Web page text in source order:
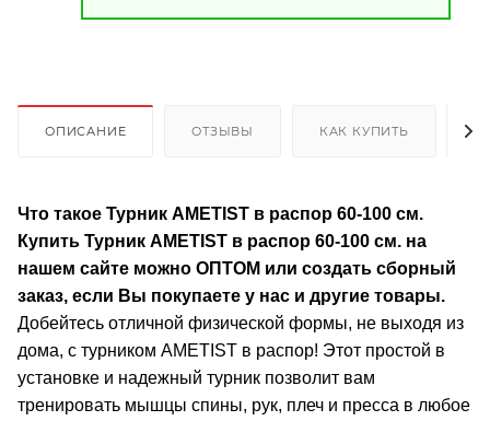
ОПИСАНИЕ ОТЗЫВЫ КАК КУПИТЬ
Что такое Турник AMETIST в распор 60-100 см.
Купить Турник AMETIST в распор 60-100 см. на
нашем сайте можно ОПТОМ или создать сборный
заказ, если Вы покупаете у нас и другие товары.
Добейтесь отличной физической формы, не выходя из
дома, с турником AMETIST в распор! Этот простой в
установке и надежный турник позволит вам
тренировать мышцы спины, рук, плеч и пресса в любое